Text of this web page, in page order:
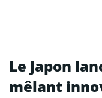
Le Japon
mêlant